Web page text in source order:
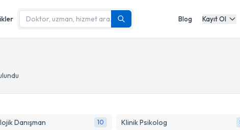
Blog Kayıt Ol
Danışman 10 Klinik Psikolog